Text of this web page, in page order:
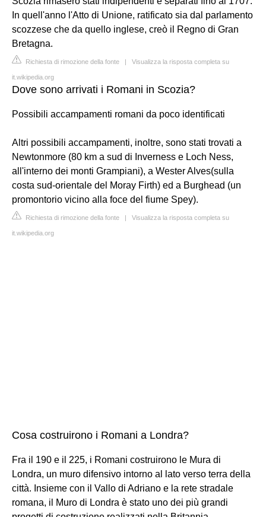
In quell'anno l'Atto di Unione, ratificato sia dal parlamento
scozzese che da quello inglese, creò il Regno di Gran
Bretagna.
Richiesta di rimozione della fonte | Visualizza la risposta completa su
it.wikipedia.org
Dove sono arrivati i Romani in Scozia?
Possibili accampamenti romani da poco identificati
Altri possibili accampamenti, inoltre, sono stati trovati a
Newtonmore (80 km a sud di Inverness e Loch Ness,
all'interno dei monti Grampiani), a Wester Alves(sulla
costa sud-orientale del Moray Firth) ed a Burghead (un
promontorio vicino alla foce del fiume Spey).
Richiesta di rimozione della fonte | Visualizza la risposta completa su
it.wikipedia.org
Cosa costruirono i Romani a Londra?
Fra il 190 e il 225, i Romani costruirono le Mura di
Londra, un muro difensivo intorno al lato verso terra della
città. Insieme con il Vallo di Adriano e la rete stradale
romana, il Muro di Londra è stato uno dei più grandi